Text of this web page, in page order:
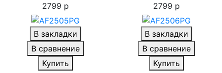
2799 р 2799 р
В закладки
В сравнение
Купить
В закладки
В сравнение
Купить